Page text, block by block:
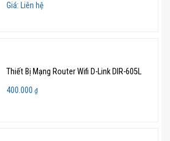
Giá: Liên hệ
Thiết Bị Mạng Router Wifi D-Link DIR-605L
400.000 ₫